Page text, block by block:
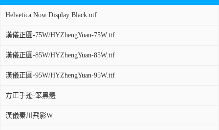
Helvetica Now Display Black.otf
漢儀正圓-75W/HYZhengYuan-75W.ttf
漢儀正圓-85W/HYZhengYuan-85W.ttf
漢儀正圓-95W/HYZhengYuan-95W.ttf
方正手迹-笨黑體
漢儀秦川飛影W